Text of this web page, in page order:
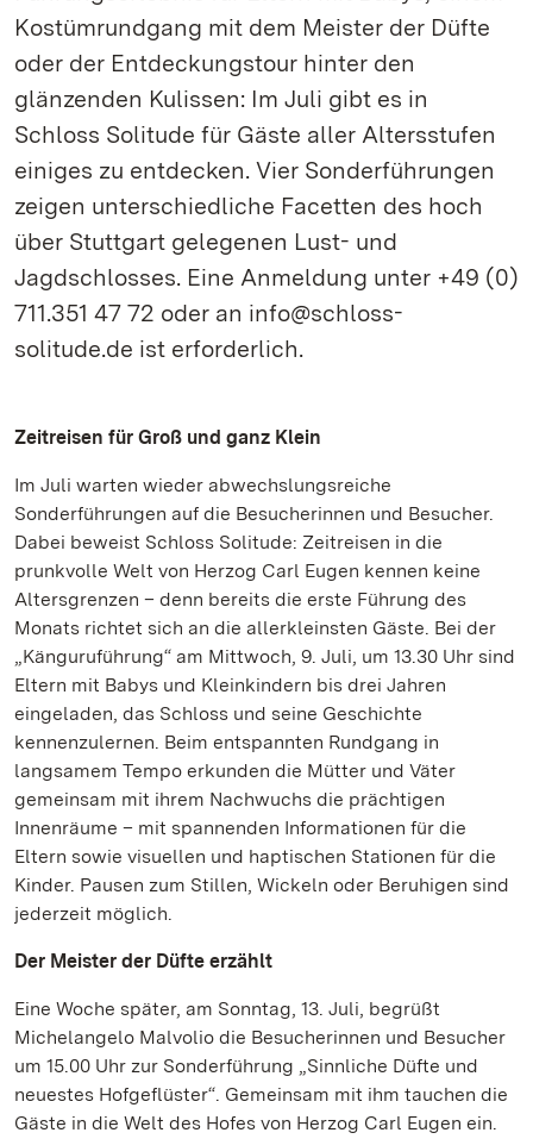
Kostümrundgang mit dem Meister der Düfte
oder der Entdeckungstour hinter den
glänzenden Kulissen: Im Juli gibt es in
Schloss Solitude für Gäste aller Altersstufen
einiges zu entdecken. Vier Sonderführungen
zeigen unterschiedliche Facetten des hoch
über Stuttgart gelegenen Lust- und
Jagdschlosses. Eine Anmeldung unter +49 (0)
711.351 47 72 oder an info@schloss-
solitude.de ist erforderlich.
Zeitreisen für Groß und ganz Klein
Im Juli warten wieder abwechslungsreiche
Sonderführungen auf die Besucherinnen und Besucher.
Dabei beweist Schloss Solitude: Zeitreisen in die
prunkvolle Welt von Herzog Carl Eugen kennen keine
Altersgrenzen – denn bereits die erste Führung des
Monats richtet sich an die allerkleinsten Gäste. Bei der
„Känguruführung“ am Mittwoch, 9. Juli, um 13.30 Uhr sind
Eltern mit Babys und Kleinkindern bis drei Jahren
eingeladen, das Schloss und seine Geschichte
kennenzulernen. Beim entspannten Rundgang in
langsamem Tempo erkunden die Mütter und Väter
gemeinsam mit ihrem Nachwuchs die prächtigen
Innenräume – mit spannenden Informationen für die
Eltern sowie visuellen und haptischen Stationen für die
Kinder. Pausen zum Stillen, Wickeln oder Beruhigen sind
jederzeit möglich.
Der Meister der Düfte erzählt
Eine Woche später, am Sonntag, 13. Juli, begrüßt
Michelangelo Malvolio die Besucherinnen und Besucher
um 15.00 Uhr zur Sonderführung „Sinnliche Düfte und
neuestes Hofgeflüster“. Gemeinsam mit ihm tauchen die
Gäste in die Welt des Hofes von Herzog Carl Eugen ein.